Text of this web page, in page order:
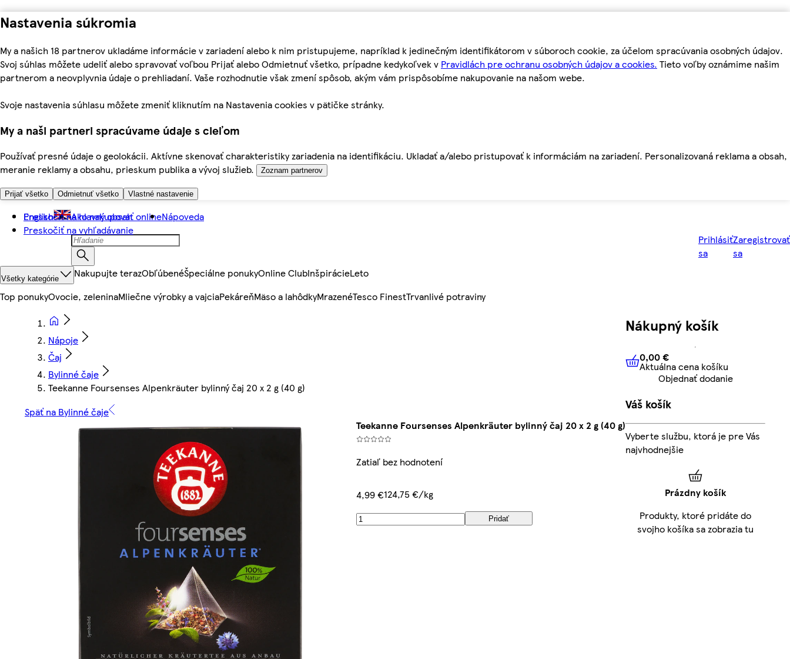
Nastavenia súkromia
My a našich 18 partnerov ukladáme informácie v zariadení alebo k nim pristupujeme, napríklad k jedinečným identifikátorom v súboroch cookie, za účelom spracúvania osobných údajov.
Svoj súhlas môžete udeliť alebo spravovať voľbou Prijať alebo Odmietnuť všetko, prípadne kedykoľvek v Pravidlách pre ochranu osobných údajov a cookies. Tieto voľby oznámime našim
partnerom a neovplyvnia údaje o prehliadaní. Vaše rozhodnutie však zmení spôsob, akým vám prispôsobíme nakupovanie na našom webe.
Svoje nastavenia súhlasu môžete zmeniť kliknutím na Nastavenia cookies v pätičke stránky.
My a naši partneri spracúvame údaje s cieľom
Používať presné údaje o geolokácii. Aktívne skenovať charakteristiky zariadenia na identifikáciu. Ukladať a/alebo pristupovať k informáciám na zariadení. Personalizovaná reklama a obsah,
meranie reklamy a obsahu, prieskum publika a vývoj služieb.
Zoznam partnerov
Prijať všetko Odmietnuť všetko Vlastné nastavenie
Preskočiť na hlavný obsah
Preskočiť na vyhľadávanie
English Ako nakupovať onlineNápoveda
Prihlásiť
sa
Zaregistrovať
sa
Všetky kategórie Nakupujte terazObľúbenéŠpeciálne ponukyOnline ClubInšpirácieLeto
Top ponukyOvocie, zeleninaMliečne výrobky a vajciaPekáreňMäso a lahôdkyMrazenéTesco FinestTrvanlivé potraviny
Nápoje
Čaj
Bylinné čaje
Teekanne Foursenses Alpenkräuter bylinný čaj 20 x 2 g (40 g)
Späť na Bylinné čaje
Teekanne Foursenses Alpenkräuter bylinný čaj 20 x 2 g (40 g)
Zatiaľ bez hodnotení
4,99 €124,75 €/kg
Pridať
Nákupný košík
0,00 € Aktuálna cena košíku
0,00 €
Aktuálna cena košíku
Objednať dodanie
Váš košík
Vyberte službu, ktorá je pre Vás
najvhodnejšie
Prázdny košík
Produkty, ktoré pridáte do
svojho košíka sa zobrazia tu